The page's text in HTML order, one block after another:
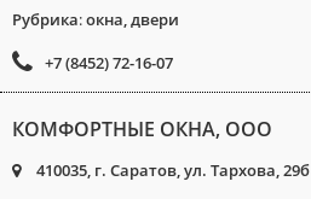
Рубрика:окна, двери
+7 (8452) 72-16-07
КОМФОРТНЫЕ ОКНА, ООО
410035, г. Саратов, ул. Тархова, 29б